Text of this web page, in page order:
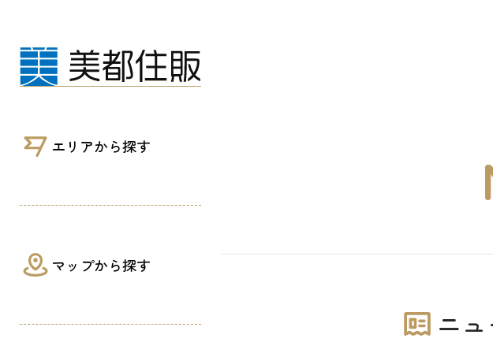
ハンス・ウェグナー展｜美都住販
エリアから探す
マップから探す
ニ